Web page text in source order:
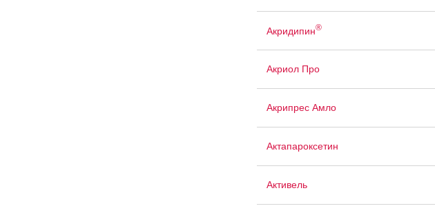
Акридипин®
Акриол Про
Акрипрес Амло
Актапароксетин
Активель